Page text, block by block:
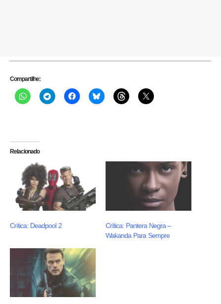
Compartilhe:
Relacionado
Crítica: Deadpool 2
Crítica: Pantera Negra –
Wakanda Para Sempre